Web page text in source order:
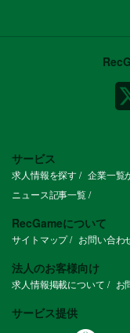
裁量をお
を求めてい
✉️ 最後に
私たちは
り方その
る方をお
【組織構成】
ゲーム・エ
長（1名）-
サービス
求人情報を探す 企業一覧
ニュース記事一覧
RecGameについて
サイトマップ お問い合わ
法人のお客様向け
求人情報掲載について お
サービス提供